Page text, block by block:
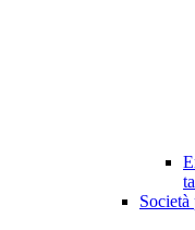
Società